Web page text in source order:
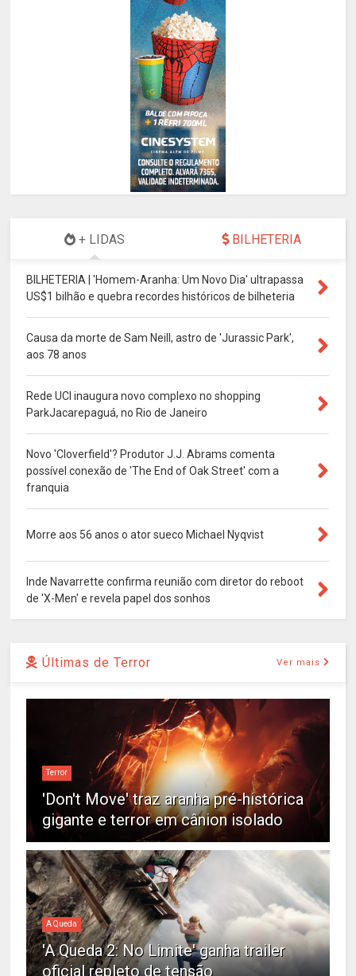
+ LIDAS BILHETERIA
BILHETERIA | 'Homem-Aranha: Um Novo Dia' ultrapassa
US$1 bilhão e quebra recordes históricos de bilheteria
Causa da morte de Sam Neill, astro de 'Jurassic Park',
aos 78 anos
Rede UCI inaugura novo complexo no shopping
ParkJacarepaguá, no Rio de Janeiro
Novo 'Cloverfield'? Produtor J.J. Abrams comenta
possível conexão de 'The End of Oak Street' com a
franquia
Morre aos 56 anos o ator sueco Michael Nyqvist
Inde Navarrette confirma reunião com diretor do reboot
de 'X-Men' e revela papel dos sonhos
Últimas de Terror Ver mais
Terror
'Don't Move' traz aranha pré-histórica
gigante e terror em cânion isolado
A Queda
'A Queda 2: No Limite' ganha trailer
oficial repleto de tensão